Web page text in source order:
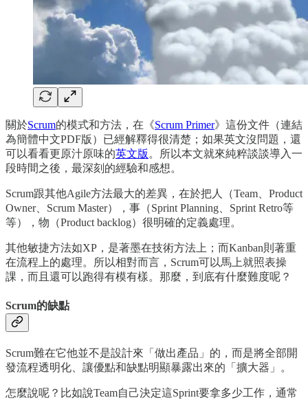
關於Scrum的模式和方法，在《Scrum Primer》這份文件（連結
為簡體中文PDF版）已經解釋得很清楚；如果英文沒問題，還
可以看看更原汁原味的英文版 。所以本文就來純粹談談導入一
段時間之後，最深刻的經驗和感想。
Scrum跟其他Agile方法最大的差異，在於把人（Team、Product
Owner、Scrum Master），事（Sprint Planning、Sprint Retro等
等），物（Product backlog）很明確的定義處理。
其他敏捷方法如XP，是著墨在技術方法上；而Kanban則著重
在流程上的處理。所以相對而言，Scrum可以馬上就照表操
課，而且還可以跑得有模有樣。那麼，到底有什麼難度呢？
Scrum的缺點
Scrum難在它他並不是設計來「做出產品」的，而是將全部開
發流程透明化、讓優點和缺點明顯暴露出來的「擴大器」。
怎麼說呢？比如說Team自己決定這Sprint要拿多少工作，通常